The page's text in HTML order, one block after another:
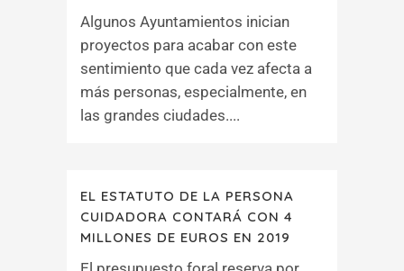
Algunos Ayuntamientos inician
proyectos para acabar con este
sentimiento que cada vez afecta a
más personas, especialmente, en
las grandes ciudades....
EL ESTATUTO DE LA PERSONA
CUIDADORA CONTARÁ CON 4
MILLONES DE EUROS EN 2019